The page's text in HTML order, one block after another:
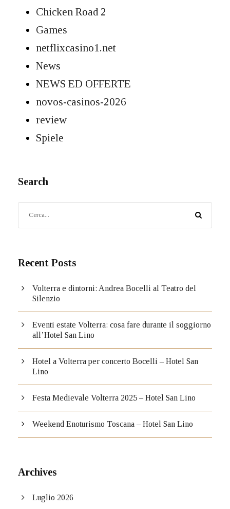
Chicken Road 2
Games
netflixcasino1.net
News
NEWS ED OFFERTE
novos-casinos-2026
review
Spiele
Search
Recent Posts
Volterra e dintorni: Andrea Bocelli al Teatro del
Silenzio
Eventi estate Volterra: cosa fare durante il soggiorno
all’Hotel San Lino
Hotel a Volterra per concerto Bocelli – Hotel San
Lino
Festa Medievale Volterra 2025 – Hotel San Lino
Weekend Enoturismo Toscana – Hotel San Lino
Archives
Luglio 2026